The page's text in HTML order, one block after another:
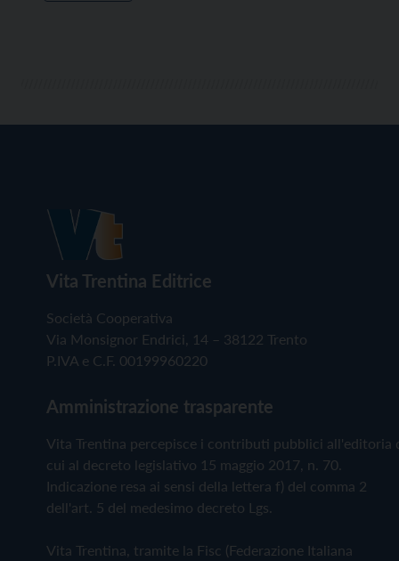
Vita Trentina Editrice
Società Cooperativa
Via Monsignor Endrici, 14 – 38122 Trento
P.IVA e C.F. 00199960220
Amministrazione trasparente
Vita Trentina percepisce i contributi pubblici all'editoria
cui al decreto legislativo 15 maggio 2017, n. 70.
Indicazione resa ai sensi della lettera f) del comma 2
dell'art. 5 del medesimo decreto Lgs.
Vita Trentina, tramite la Fisc (Federazione Italiana